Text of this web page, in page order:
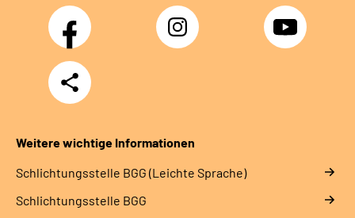
Facebook Instagram YouTube
Teilen
Weitere wichtige Informationen
Schlich­tungs­stel­le BGG (Leichte Sprache)
Schlich­tungs­stel­le BGG